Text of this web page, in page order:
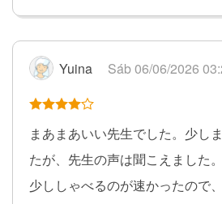
Yuina Sáb 06/06/2026
まあまあいい先生でした。少し
たが、先生の声は聞こえました。
少ししゃべるのが速かったので